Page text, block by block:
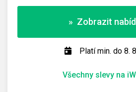
» Zobrazit
Platí min. do 8.
Všechny slevy na